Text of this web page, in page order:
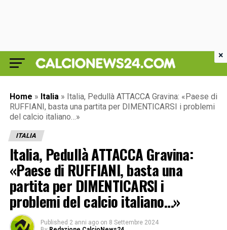
Home » Italia » Italia, Pedullà ATTACCA Gravina: «Paese di
RUFFIANI, basta una partita per DIMENTICARSI i problemi
del calcio italiano…»
ITALIA
Italia, Pedullà ATTACCA Gravina:
«Paese di RUFFIANI, basta una
partita per DIMENTICARSI i
problemi del calcio italiano…»
Published 2 anni ago on 8 Settembre 2024
×